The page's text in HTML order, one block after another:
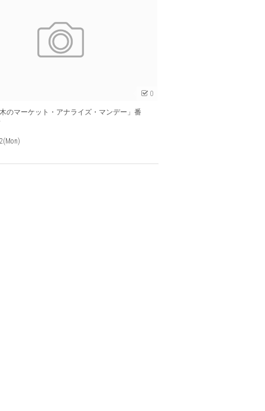
0
木のマーケット・アナライズ・マンデー」番